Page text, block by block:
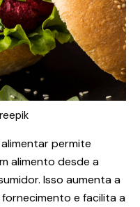
permite
alimento desde a
Isso aumenta a
e facilita a